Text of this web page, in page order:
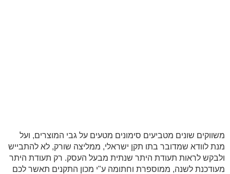
משווקים שונים מטביעים סימונים מטעים על גבי המוצרים, ועל
מנת לוודא שמדובר בתו תקן ישראלי, ממליצה שורק, לא להתבייש
ולבקש לראות תעודת היתר שנתית מבעל העסק. רק תעודת היתר
מעודכנת לשנה, ממוספרת וחתומה ע"י מכון התקנים תאשר לכם